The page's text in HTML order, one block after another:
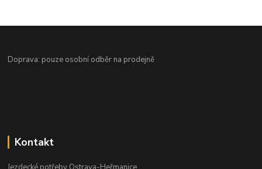
Doprava: pouze osobní odběr na prodejně
Kontakt